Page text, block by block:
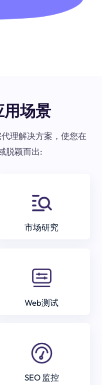
用场景
理解决方案，使您在
脱颖而出:
市场研究
Web测试
SEO 监控